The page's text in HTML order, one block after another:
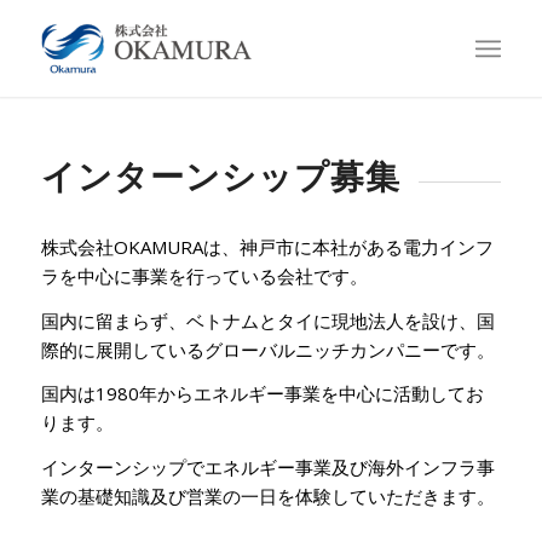
インターンシップ募集
株式会社OKAMURAは、神戸市に本社がある電力インフ
ラを中心に事業を行っている会社です。
国内に留まらず、ベトナムとタイに現地法人を設け、国
際的に展開しているグローバルニッチカンパニーです。
国内は1980年からエネルギー事業を中心に活動してお
ります。
インターンシップでエネルギー事業及び海外インフラ事
業の基礎知識及び営業の一日を体験していただきます。